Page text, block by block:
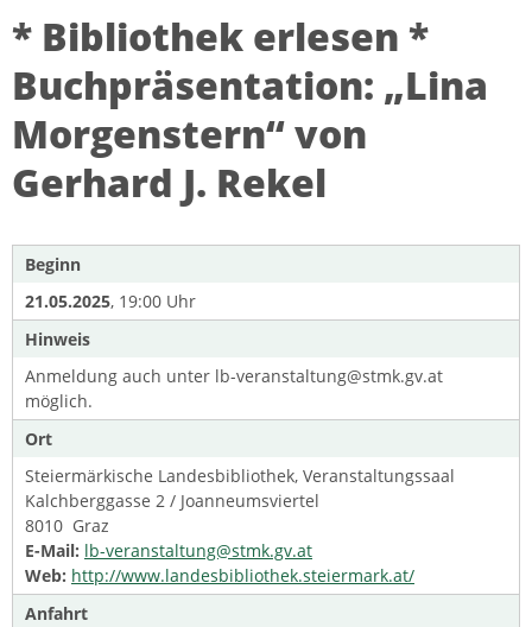
* Bibliothek erlesen *
Buchpräsentation: „Lina
Morgenstern“ von
Gerhard J. Rekel
Beginn
21.05.2025, 19:00 Uhr
Hinweis
Anmeldung auch unter lb-veranstaltung@stmk.gv.at
möglich.
Ort
Steiermärkische Landesbibliothek, Veranstaltungssaal
Kalchberggasse 2 / Joanneumsviertel
8010 Graz
E-Mail: lb-veranstaltung@stmk.gv.at
Web: http://www.landesbibliothek.steiermark.at/
Anfahrt